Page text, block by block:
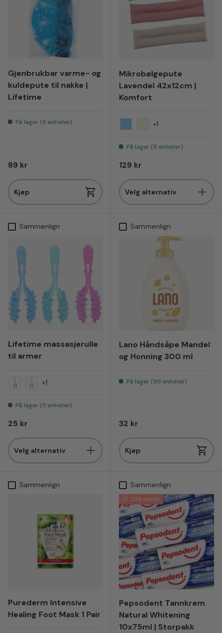
Gjenbrukbar varme- og
kuldepute til nakke |
Lifetime
På lager (9 enheter)
Vanlig pris
89 kr
Kjøp
Mikrobølgepute
Lavendel 42x12cm |
Komfort
+1
På lager (8 enheter)
Vanlig pris
129 kr
Velg alternativ
Sammenlign
Lifetime massasjerulle
til armer
+1
På lager (11 enheter)
Vanlig pris
25 kr
Velg alternativ
Sammenlign
Lano Håndsåpe Mandel
og Honning 300 ml
På lager (99 enheter)
Vanlig pris
32 kr
Kjøp
Sammenlign
Purederm Intensive
Healing Foot Mask 1 Pair
Sammenlign
32% rabatt
Pepsodent Tannkrem
Natural Whitening
10x75ml | Storpakk